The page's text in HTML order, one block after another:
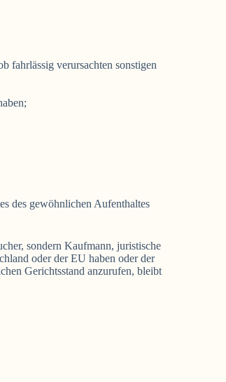
fahrlässig verursachten sonstigen
des gewöhnlichen Aufenthaltes
sondern Kaufmann, juristische
oder der EU haben oder der
Gerichtsstand anzurufen, bleibt